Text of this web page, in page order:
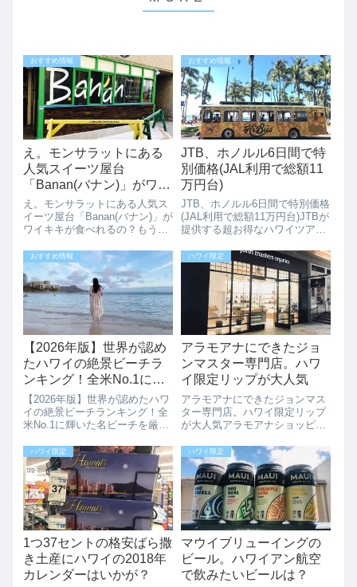
おすすめ情報
え。モンサラットにある
人気スイーツ屋台
「Banan(バナン)」がワイ
キキが食べれるの？もう
すぐOPENしそうです。
(5/31最新情報)
え。モンサラットにある人気ス
イーツ屋台「Banan(バナン)」が
ワイキキが食べれるの？もうす
情報)言わずと知れた、ハワイで
今大注目の人気スイーツ屋台の
Banan(バナン)。今までは、ダイ
ヤモンドヘッドの麓...
おすすめ情報
JTB、ホノルル6日間で特
別価格(JAL利用で総額11
万円台)
JTB、ホノルル6日間で特別価格
(JAL利用で総額11万円台)JTBが
提供する超お得なハワイツアー
ーは、価格だけでなく内容も魅
力的ですツアー概要期間：4泊6
日出発地：東京/成田利用航空会
社：日本航空（JAL）エコ...
おすすめ情報
【2026年版】世界が認め
たハワイの絶景ビーチラ
ンキング！全米No.1に輝
いた名ビーチを厳選紹介
【2026年版】世界が認めたハワ
イの絶景ビーチランキング！全
米No.1に輝いた名ビーチを厳選
全米だけでなく世界的なランキ
ングでも上位を独占していま
す！旅行比較サイト
「Tripadvisor」や、ビーチ評価
の権威と...
ハワイ限定
アラモアナにできたジョ
ンマスター専門店。ハワ
イ限定リップが大人気
アラモアナにできたジョンマス
ター専門店。ハワイ限定リップ
が大人気アラモアナショッピン
ョンマスターオーガニック専門
店」がオープンしました。この
店舗は、ハワイ1号店となりま
す。日本でも「ジョンマスター
オーガ...
ハワイ限定
1つ37セントの格安ばら撒
き土産にハワイの2018年
カレンダーはいかが？
ハワイ限定
マウイブリューイングの
ビール。ハワイアン航空
で飲みたいビールは？